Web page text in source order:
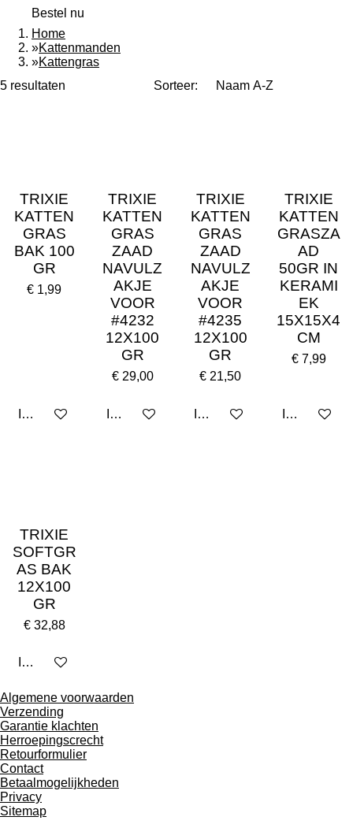
Bestel nu
Home
»Kattenmanden
»Kattengras
5 resultaten
Sorteer:
TRIXIE
KATTEN
GRAS
BAK 100
GR
€ 1,99
In winkelwagen
TRIXIE
KATTEN
GRAS
ZAAD
NAVULZ
AKJE
VOOR
#4232
12X100
GR
€ 29,00
In winkelwagen
TRIXIE
KATTEN
GRAS
ZAAD
NAVULZ
AKJE
VOOR
#4235
12X100
GR
€ 21,50
In winkelwagen
TRIXIE
KATTEN
GRASZA
AD
50GR IN
KERAMI
EK
15X15X4
CM
€ 7,99
In
TRIXIE
SOFTGR
AS BAK
12X100
GR
€ 32,88
In winkelwagen
Algemene voorwaarden
Verzending
Garantie klachten
Herroepingscrecht
Retourformulier
Contact
Betaalmogelijkheden
Privacy
Sitemap